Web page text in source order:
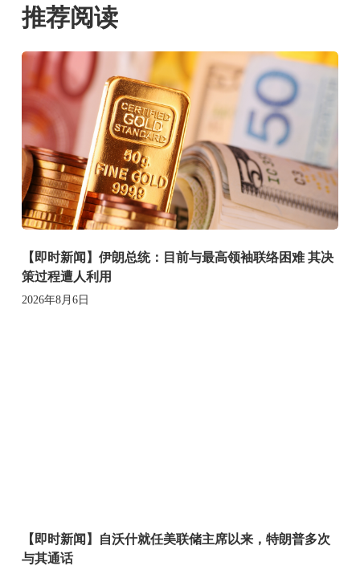
推荐阅读
【即时新闻】伊朗总统：目前与最高领袖联络困难 其决
策过程遭人利用
2026年8月6日
【即时新闻】自沃什就任美联储主席以来，特朗普多次
与其通话